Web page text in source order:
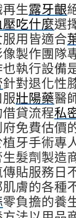
生露牙齦
吃什麼選
用皆適合
製作團隊
執行設備
針對退化性
壯陽藥醫
貸流程私
免費估價
牙手術專
髮劑製造
貼服務日
膚的各種
零負擔的養